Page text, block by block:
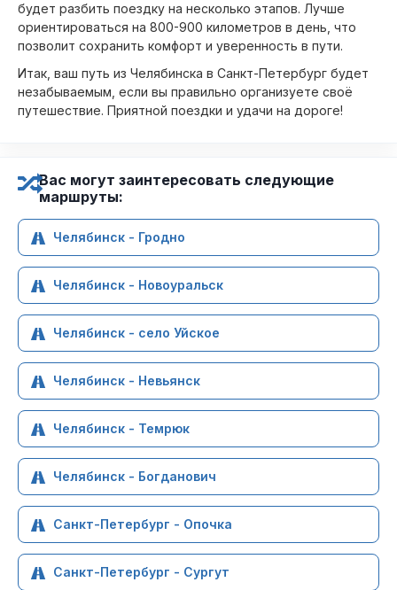
будет разбить поездку на несколько этапов. Лучше
ориентироваться на 800-900 километров в день, что
позволит сохранить комфорт и уверенность в пути.
Итак, ваш путь из Челябинска в Санкт-Петербург будет
незабываемым, если вы правильно организуете своё
путешествие. Приятной поездки и удачи на дороге!
Вас могут заинтересовать следующие
маршруты:
Челябинск - Гродно
Челябинск - Новоуральск
Челябинск - село Уйское
Челябинск - Невьянск
Челябинск - Темрюк
Челябинск - Богданович
Санкт-Петербург - Опочка
Санкт-Петербург - Сургут